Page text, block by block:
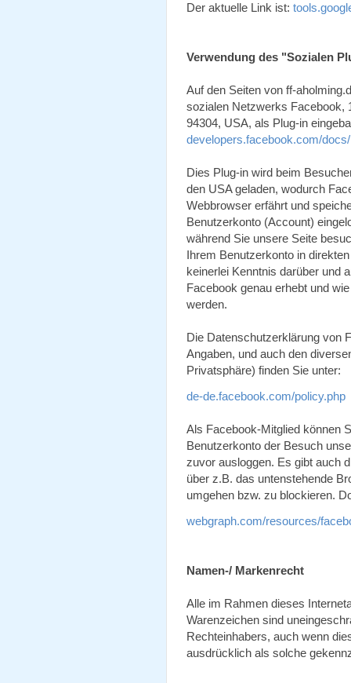
Der aktuelle Link ist:
Verwendung des "Sozialen
Auf den Seiten von ff-
sozialen Netzwerks Facebook,
94304, USA, als Plug-in
developers.facebook.com/
Dies Plug-in wird beim
den USA geladen, wodurch
Webbrowser erfährt und
Benutzerkonto (Account)
während Sie unsere Seite
Ihrem Benutzerkonto in
keinerlei Kenntnis darüber und
Facebook genau erhebt und
werden.
Die Datenschutzerklärung von
Angaben, und auch den
Privatsphäre) finden Sie unter:
de-de.facebook.com/policy.php
Als Facebook-Mitglied können
Benutzerkonto der Besuch
zuvor ausloggen. Es gibt auch
über z.B. das untenstehende
umgehen bzw. zu blockieren.
webgraph.com/resources/
Namen-/ Markenrecht
Alle im Rahmen dieses
Warenzeichen sind
Rechteinhabers, auch wenn
ausdrücklich als solche